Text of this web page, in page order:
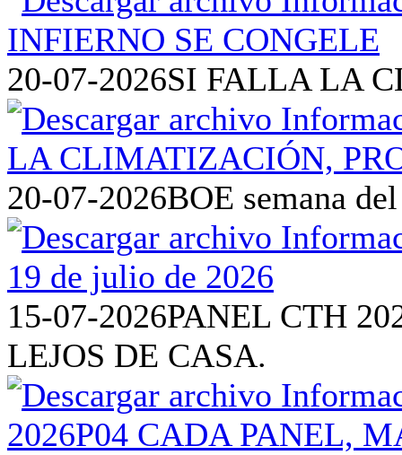
20-07-2026SI FALLA LA
20-07-2026BOE semana
15-07-2026PANEL CTH
LEJOS DE CASA.